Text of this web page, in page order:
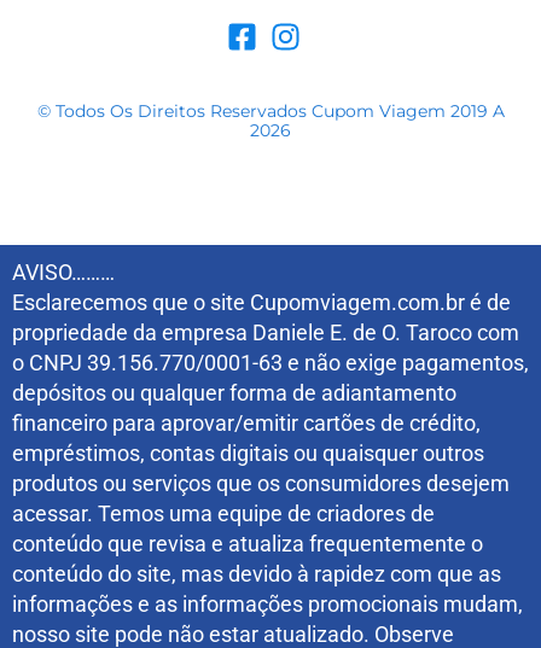
© Todos Os Direitos Reservados Cupom Viagem 2019 A
2026
AVISO………
Esclarecemos que o site Cupomviagem.com.br é de
propriedade da empresa Daniele E. de O. Taroco com
o CNPJ 39.156.770/0001-63 e não exige pagamentos,
depósitos ou qualquer forma de adiantamento
financeiro para aprovar/emitir cartões de crédito,
empréstimos, contas digitais ou quaisquer outros
produtos ou serviços que os consumidores desejem
acessar. Temos uma equipe de criadores de
conteúdo que revisa e atualiza frequentemente o
conteúdo do site, mas devido à rapidez com que as
informações e as informações promocionais mudam,
nosso site pode não estar atualizado. Observe